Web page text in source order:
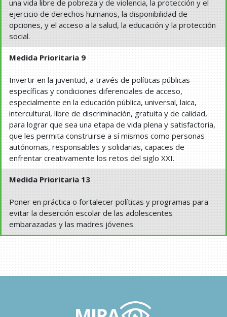
una vida libre de pobreza y de violencia, la protección y el
ejercicio de derechos humanos, la disponibilidad de
opciones, y el acceso a la salud, la educación y la protección
social.
Medida Prioritaria 9
Invertir en la juventud, a través de políticas públicas
específicas y condiciones diferenciales de acceso,
especialmente en la educación pública, universal, laica,
intercultural, libre de discriminación, gratuita y de calidad,
para lograr que sea una etapa de vida plena y satisfactoria,
que les permita construirse a sí mismos como personas
autónomas, responsables y solidarias, capaces de
enfrentar creativamente los retos del siglo XXI.
Medida Prioritaria 13
Poner en práctica o fortalecer políticas y programas para
evitar la deserción escolar de las adolescentes
embarazadas y las madres jóvenes.